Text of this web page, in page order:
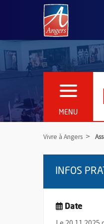
Angers.fr :
MENU
OUVRIR LE MENU
Vivre à Angers
INFOS
Date